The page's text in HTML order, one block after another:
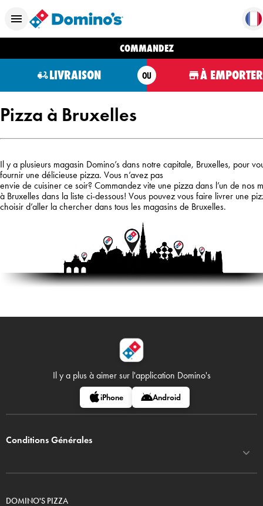
COMMANDEZ
LIVRAISON OU À EMPORTER
Pizza à Bruxelles
Il y a plusieurs magasin Domino’s dans notre capitale, Bruxelles, pour
fournir une délicieuse pizza. Vous n’avez pas
envie de cuisiner ce soir? Commandez vite une pizza dans l’un de nos
à Bruxelles dans la liste ci-dessous! Vous pouvez vous faire livrer une
choisir d’aller la chercher dans tous les magasins de Bruxelles.
Il y a plus à aimer sur l'application Domino's
iPhone Android
Conditions Générales
DOMINO'S PIZZA